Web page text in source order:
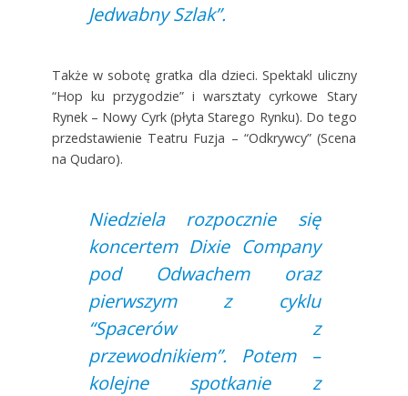
Jedwabny Szlak”.
Także w sobotę gratka dla dzieci. Spektakl uliczny
“Hop ku przygodzie” i warsztaty cyrkowe Stary
Rynek – Nowy Cyrk (płyta Starego Rynku). Do tego
przedstawienie Teatru Fuzja – “Odkrywcy” (Scena
na Qudaro).
Niedziela rozpocznie się
koncertem Dixie Company
pod Odwachem oraz
pierwszym z cyklu
“Spacerów z
przewodnikiem”. Potem –
kolejne spotkanie z